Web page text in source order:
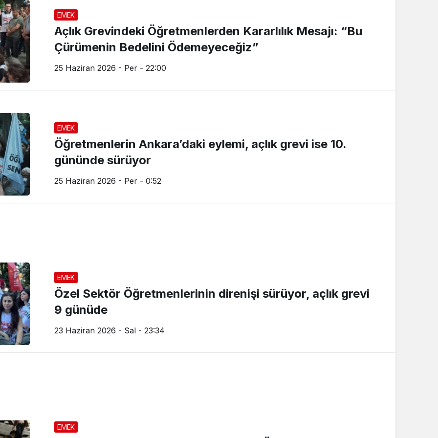
EMEK
Açlık Grevindeki Öğretmenlerden Kararlılık Mesajı: “Bu
Çürümenin Bedelini Ödemeyeceğiz”
25 Haziran 2026 - Per - 22:00
EMEK
Öğretmenlerin Ankara’daki eylemi, açlık grevi ise 10.
gününde sürüyor
25 Haziran 2026 - Per - 0:52
EMEK
Özel Sektör Öğretmenlerinin direnişi sürüyor, açlık grevi
9 günüde
23 Haziran 2026 - Sal - 23:34
EMEK